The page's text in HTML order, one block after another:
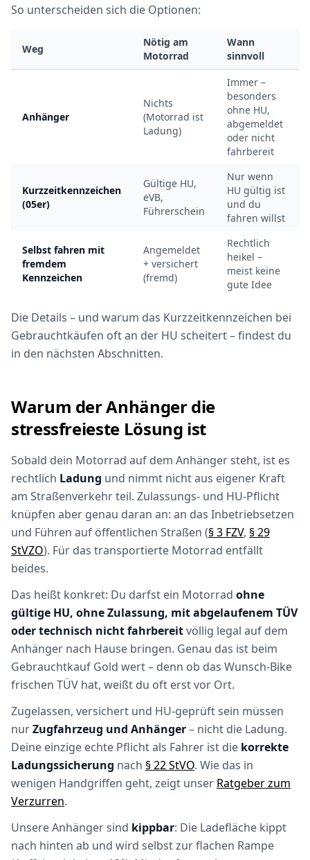
So unterscheiden sich die Optionen:
Weg
Nötig am
Motorrad
Wann
sinnvoll
Anhänger
Nichts
(Motorrad ist
Ladung)
Immer –
besonders
ohne HU,
abgemeldet
oder nicht
fahrbereit
Kurzzeitkennzeichen
(05er)
Gültige HU,
eVB,
Führerschein
Nur wenn
HU gültig ist
und du
fahren willst
Selbst fahren mit
fremdem
Kennzeichen
Angemeldet
+ versichert
(fremd)
Rechtlich
heikel –
meist keine
gute Idee
Die Details – und warum das Kurzzeitkennzeichen bei
Gebrauchtkäufen oft an der HU scheitert – findest du
in den nächsten Abschnitten.
Warum der Anhänger die
stressfreieste Lösung ist
Sobald dein Motorrad auf dem Anhänger steht, ist es
rechtlich Ladung und nimmt nicht aus eigener Kraft
am Straßenverkehr teil. Zulassungs- und HU-Pflicht
knüpfen aber genau daran an: an das Inbetriebsetzen
und Führen auf öffentlichen Straßen (§ 3 FZV, § 29
StVZO). Für das transportierte Motorrad entfällt
beides.
Das heißt konkret: Du darfst ein Motorrad ohne
gültige HU, ohne Zulassung, mit abgelaufenem TÜV
oder technisch nicht fahrbereitvöllig legal auf dem
Anhänger nach Hause bringen. Genau das ist beim
Gebrauchtkauf Gold wert – denn ob das Wunsch-Bike
frischen TÜV hat, weißt du oft erst vor Ort.
Zugelassen, versichert und HU-geprüft sein müssen
nurZugfahrzeug und Anhänger– nicht die Ladung.
Deine einzige echte Pflicht als Fahrer ist die korrekte
Ladungssicherung nach § 22 StVO. Wie das in
wenigen Handgriffen geht, zeigt unser Ratgeber zum
Verzurren.
Unsere Anhänger sind kippbar: Die Ladefläche kippt
nach hinten ab und wird selbst zur flachen Rampe